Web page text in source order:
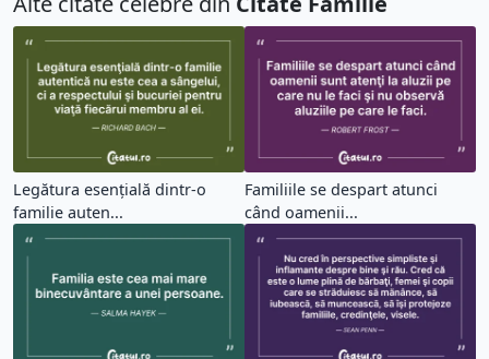
Legătura esenţială dintr-o
familie auten...
Familiile se despart atunci
când oamenii...